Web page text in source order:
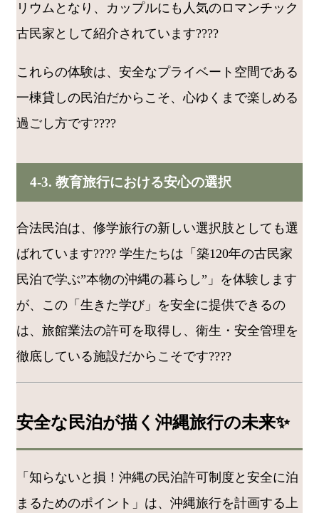
リウムとなり、カップルにも人気のロマンチック
古民家として紹介されています????
これらの体験は、安全なプライベート空間である
一棟貸しの民泊だからこそ、心ゆくまで楽しめる
過ごし方です????
4-3. 教育旅行における安心の選択
合法民泊は、修学旅行の新しい選択肢としても選
ばれています???? 学生たちは「築120年の古民家
民泊で学ぶ”本物の沖縄の暮らし”」を体験します
が、この「生きた学び」を安全に提供できるの
は、旅館業法の許可を取得し、衛生・安全管理を
徹底している施設だからこそです????
安全な民泊が描く沖縄旅行の未来✨
「知らないと損！沖縄の民泊許可制度と安全に泊
まるためのポイント」は、沖縄旅行を計画する上